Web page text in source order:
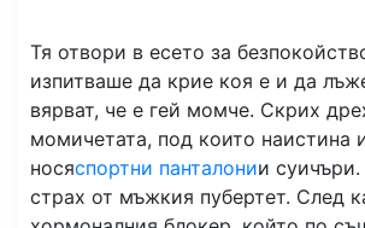
Тя отвори в есето за
изпитваше да крие коя е и да
вярват, че е гей момче. Скрих
момичетата, под които наистина
носяспортни панталонии
страх от мъжкия пубертет. След